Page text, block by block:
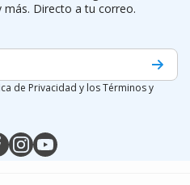
más. Directo a tu correo.
de Privacidad y los Términos y
@silymxsilymx
instagramcom/silymx
youtubecom/@silymx
wame/525584218080